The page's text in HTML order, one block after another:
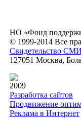
НО «Фонд
© 1999-2014 Все
Свидетельство СМИ
127051 Москва,
2009
Разработка сайтов
Продвижение
Реклама в Интернет